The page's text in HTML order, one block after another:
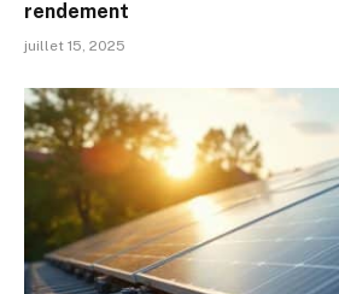
rendement
juillet 15, 2025